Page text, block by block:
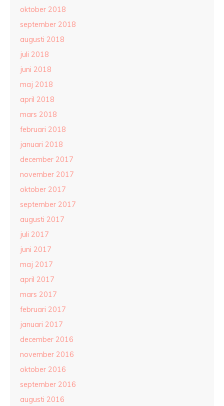
oktober 2018
september 2018
augusti 2018
juli 2018
juni 2018
maj 2018
april 2018
mars 2018
februari 2018
januari 2018
december 2017
november 2017
oktober 2017
september 2017
augusti 2017
juli 2017
juni 2017
maj 2017
april 2017
mars 2017
februari 2017
januari 2017
december 2016
november 2016
oktober 2016
september 2016
augusti 2016